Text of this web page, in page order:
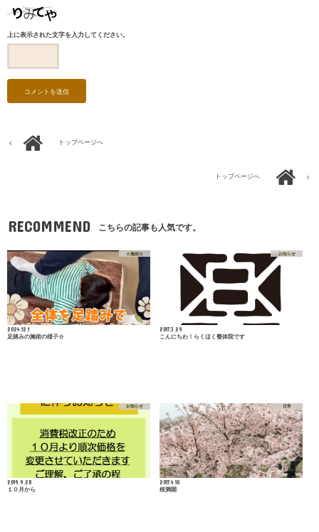
上に表示された文字を入力してください。
トップページへ
トップページへ
RECOMMEND こちらの記事も人気です。
☆施術☆
2024.12.1
足踏みの施術の様子☆
お知らせ
2017.3.29
こんにちわ！らくほく整体院です
お知らせ
2019.9.28
１０月から
日常
2017.4.10
桜満開